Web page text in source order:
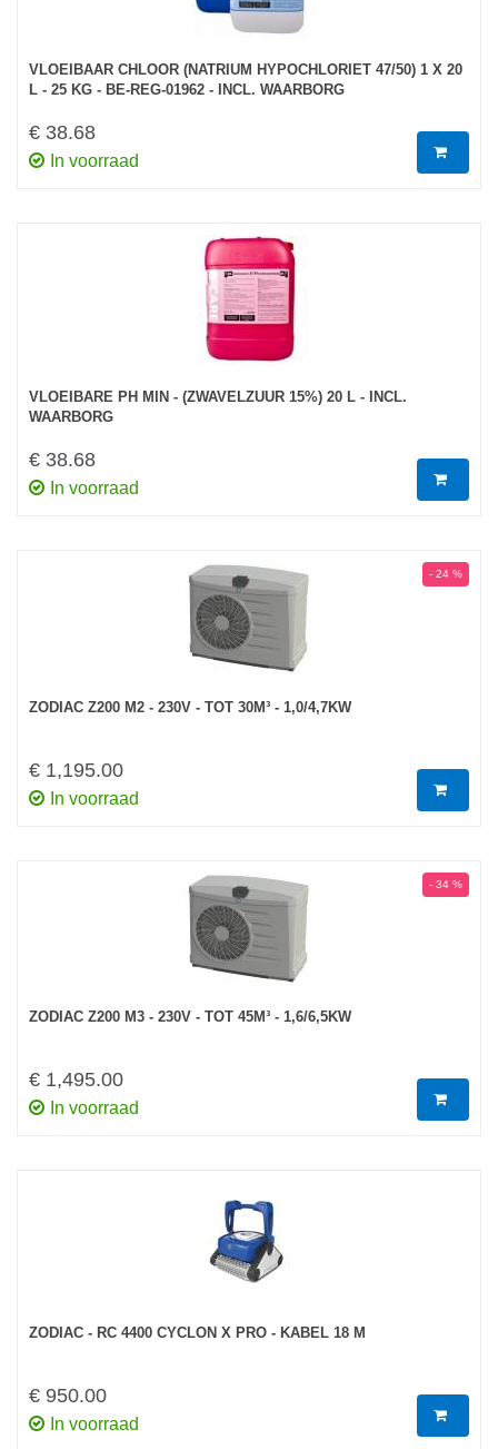
VLOEIBAAR CHLOOR (NATRIUM HYPOCHLORIET 47/50) 1 X 20
L - 25 KG - BE-REG-01962 - INCL. WAARBORG
€ 38.68
In voorraad
VLOEIBARE PH MIN - (ZWAVELZUUR 15%) 20 L - INCL.
WAARBORG
€ 38.68
In voorraad
- 24 %
ZODIAC Z200 M2 - 230V - TOT 30M³ - 1,0/4,7KW
€ 1,195.00
In voorraad
- 34 %
ZODIAC Z200 M3 - 230V - TOT 45M³ - 1,6/6,5KW
€ 1,495.00
In voorraad
ZODIAC - RC 4400 CYCLON X PRO - KABEL 18 M
€ 950.00
In voorraad